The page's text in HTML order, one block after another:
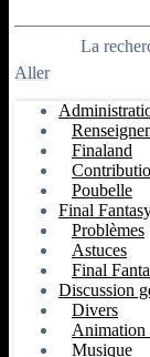
La
Aller
Finaland
Poubelle
Final
Problèmes
Astuces
Final
Discussion
Divers
Animation
Musique